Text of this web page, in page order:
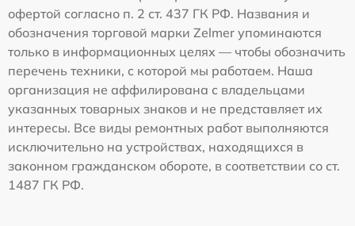
офертой согласно п. 2 ст. 437 ГК РФ. Названия и
обозначения торговой марки Zelmer упоминаются
только в информационных целях — чтобы обозначить
перечень техники, с которой мы работаем. Наша
организация не аффилирована с владельцами
указанных товарных знаков и не представляет их
интересы. Все виды ремонтных работ выполняются
исключительно на устройствах, находящихся в
законном гражданском обороте, в соответствии со ст.
1487 ГК РФ.